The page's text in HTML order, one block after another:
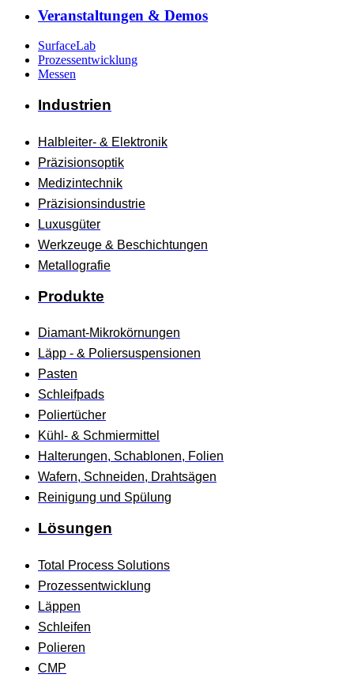
Veranstaltungen & Demos
SurfaceLab
Prozessentwicklung
Messen
Industrien
Halbleiter- & Elektronik
Präzisionsoptik
Medizintechnik
Präzisionsindustrie
Luxusgüter
Werkzeuge & Beschichtungen
Metallografie
Produkte
Diamant-Mikrokörnungen
Läpp - & Poliersuspensionen
Pasten
Schleifpads
Poliertücher
Kühl- & Schmiermittel
Halterungen, Schablonen, Folien
Wafern, Schneiden, Drahtsägen
Reinigung und Spülung
Lösungen
Total Process Solutions
Prozessentwicklung
Läppen
Schleifen
Polieren
CMP